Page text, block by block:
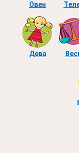
Овен
Дева